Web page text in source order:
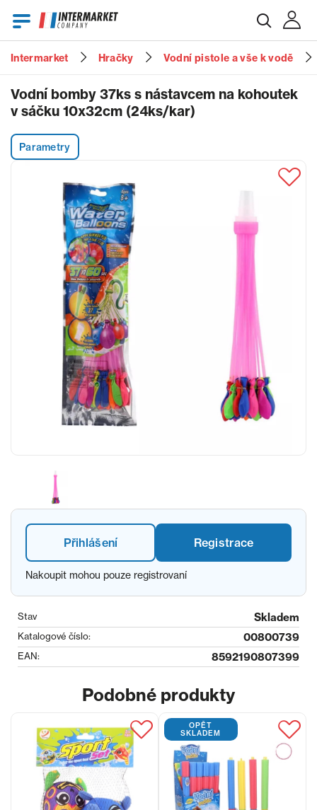
Heslo
Zapomenuté heslo?
Intermarket Hračky Vodní pistole a vše k vodě
Vodní bomby 37ks s nástavcem na kohoutek
v sáčku 10x32cm (24ks/kar)
Parametry
Přihlášení Registrace
Nakoupit mohou pouze registrovaní
Stav Skladem
Katalogové číslo: 00800739
EAN: 8592190807399
Podobné produkty
OPĚT
SKLADEM